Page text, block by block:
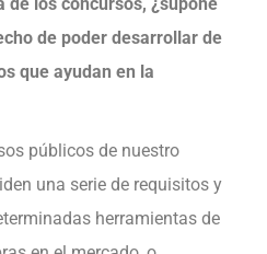
de poder desarrollar de
que ayudan en la
públicos de nuestro
una serie de requisitos y
herramientas de